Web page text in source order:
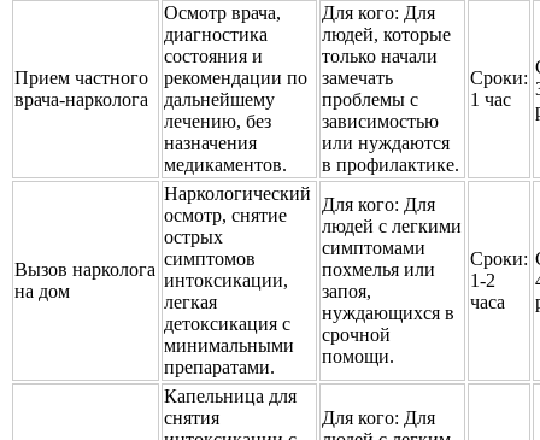
Прием частного
врача-нарколога
Осмотр врача,
диагностика
состояния и
рекомендации по
дальнейшему
лечению, без
назначения
медикаментов.
Для кого: Для
людей, которые
только начали
замечать
проблемы с
зависимостью
или нуждаются
в профилактике.
Сроки:
1 час
Вызов нарколога
на дом
Наркологический
осмотр, снятие
острых
симптомов
интоксикации,
легкая
детоксикация с
минимальными
препаратами.
Для кого: Для
людей с легкими
симптомами
похмелья или
запоя,
нуждающихся в
срочной
помощи.
Сроки:
1-2
часа
Капельница для
снятия
Для кого: Для